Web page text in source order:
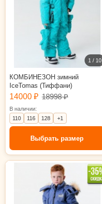
1 / 10
КОМБИНЕЗОН зимний
IceTomas (Тиффани)
14000 ₽ 18998 ₽
В наличии:
110
116 128 +1
Выбрать размер
116 128